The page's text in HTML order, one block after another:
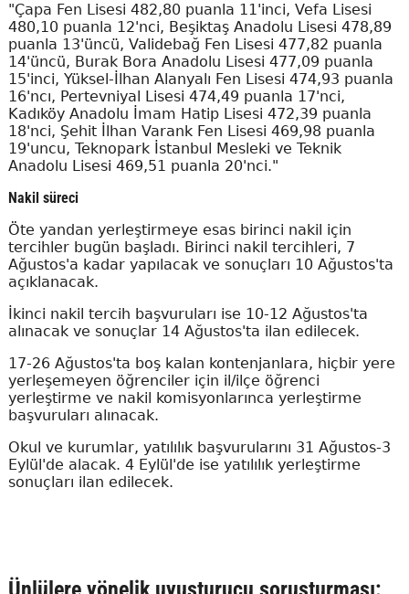
"Çapa Fen Lisesi 482,80 puanla 11'inci, Vefa Lisesi
480,10 puanla 12'nci, Beşiktaş Anadolu Lisesi 478,89
puanla 13'üncü, Validebağ Fen Lisesi 477,82 puanla
14'üncü, Burak Bora Anadolu Lisesi 477,09 puanla
15'inci, Yüksel-İlhan Alanyalı Fen Lisesi 474,93 puanla
16'ncı, Pertevniyal Lisesi 474,49 puanla 17'nci,
Kadıköy Anadolu İmam Hatip Lisesi 472,39 puanla
18'nci, Şehit İlhan Varank Fen Lisesi 469,98 puanla
19'uncu, Teknopark İstanbul Mesleki ve Teknik
Anadolu Lisesi 469,51 puanla 20'nci."
Nakil süreci
Öte yandan yerleştirmeye esas birinci nakil için
tercihler bugün başladı. Birinci nakil tercihleri, 7
Ağustos'a kadar yapılacak ve sonuçları 10 Ağustos'ta
açıklanacak.
İkinci nakil tercih başvuruları ise 10-12 Ağustos'ta
alınacak ve sonuçlar 14 Ağustos'ta ilan edilecek.
17-26 Ağustos'ta boş kalan kontenjanlara, hiçbir yere
yerleşemeyen öğrenciler için il/ilçe öğrenci
yerleştirme ve nakil komisyonlarınca yerleştirme
başvuruları alınacak.
Okul ve kurumlar, yatılılık başvurularını 31 Ağustos-3
Eylül'de alacak. 4 Eylül'de ise yatılılık yerleştirme
sonuçları ilan edilecek.